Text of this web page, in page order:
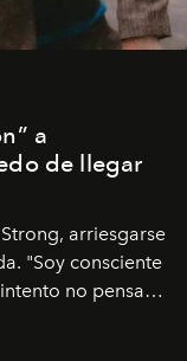
a
de llegar
arriesgarse
"Soy consciente
no pensar
que es una